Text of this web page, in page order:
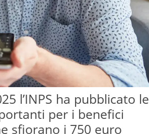
l’INPS ha pubblicato le
per i benefici
sfiorano i 750 euro